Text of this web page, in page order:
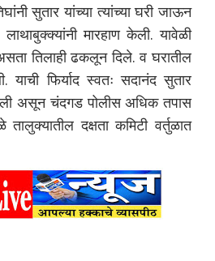
सुतार यांच्या त्यांच्या घरी जाऊन
मारहाण केली. यावेळी
तिलाही ढकलून दिले. व घरातील
याची फिर्याद स्वतः सदानंद सुतार
असून चंदगड पोलीस अधिक तपास
दक्षता कमिटी वर्तुळात